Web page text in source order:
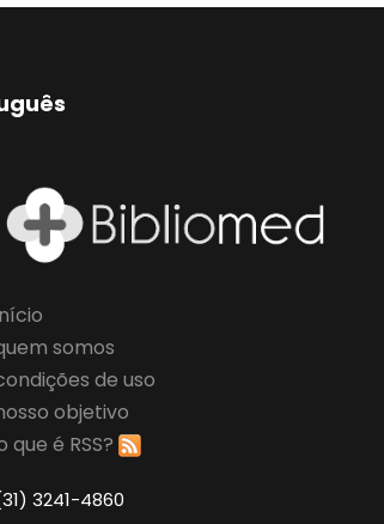
somos
de uso
objetivo
que é RSS?
3241-4860